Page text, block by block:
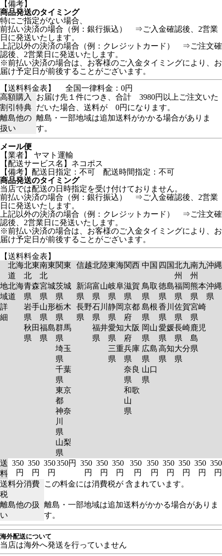
【備考】
商品発送のタイミング
特にご指定がない場合、
前払い決済の場合（例：銀行振込） ⇒ご入金確認後、2営業
日に発送いたします。
上記以外の決済の場合（例：クレジットカード） ⇒ご注文確
認後、2営業日に発送いたします。
※前払い決済の場合は、お客様のご入金タイミングにより、お
届け予定日が前後することがございます。
【送料料金表】
全国一律料金：0円
高額購入
割引特典
お届け先１件につき、合計 3980円以上ご注文いた
だいた場合、送料が 0円になります。
離島他の
扱い
離島・一部地域は追加送料がかかる場合がありま
す。
メール便
【業者】 ヤマト運輸
【配送サービス名】ネコポス
【備考】配送日指定：不可 配送時間指定：不可
商品発送のタイミング
当店では配送の日時指定を受け付けておりません。
前払い決済の場合（例：銀行振込） ⇒ご入金確認後、2営業
日に発送いたします。
上記以外の決済の場合（例：クレジットカード） ⇒ご注文確
認後、2営業日に発送いたします。
※前払い決済の場合は、お客様のご入金タイミングにより、お
届け予定日が前後することがございます。
【送料料金表】
北海
道
北東
北
南東
北
関東 信越北陸東海関西 中国 四国北九
州
南九
州
沖縄
地
域
詳
細
北海
道
青森
県
岩手
県
秋田
県
宮城
県
山形
県
福島
県
茨城
県
栃木
県
群馬
県
埼玉
県
千葉
県
東京
都
神奈
川
県
山梨
県
新潟
県
長野
県
富山
県
石川
県
福井
県
岐阜
県
静岡
県
愛知
県
三重
県
滋賀
県
京都
府
大阪
府
兵庫
県
奈良
県
和歌
山
県
鳥取
県
島根
県
岡山
県
広島
県
山口
県
徳島
県
香川
県
愛媛
県
高知
県
福岡
県
佐賀
県
長崎
県
大分
県
熊本
県
宮崎
県
鹿児
島
県
沖縄
県
送
料
350
円
350
円
350
円
350円
350
円
350
円
350
円
350
円
350
円
350
円
350
円
350
円
350
円
送料分消費
税
この料金には消費税が 含まれています。
離島他の扱
い
離島・一部地域は追加送料がかかる場合がありま
す。
海外配送について
当店は海外へ発送を行っていません